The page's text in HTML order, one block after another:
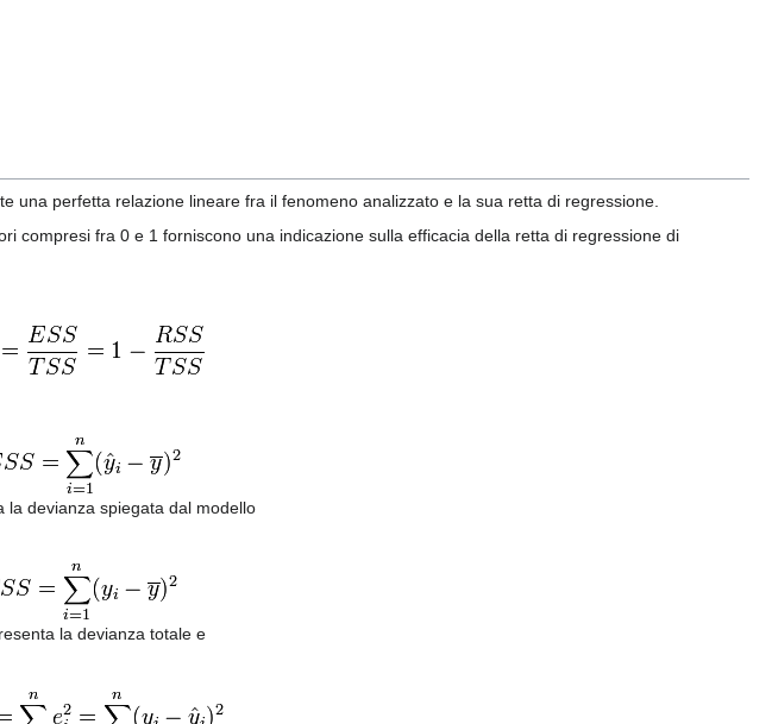
una perfetta relazione lineare fra il fenomeno analizzato e la sua retta di regressione.
compresi fra 0 e 1 forniscono una indicazione sulla efficacia della retta di regressione di
la devianza spiegata dal modello
la devianza totale e